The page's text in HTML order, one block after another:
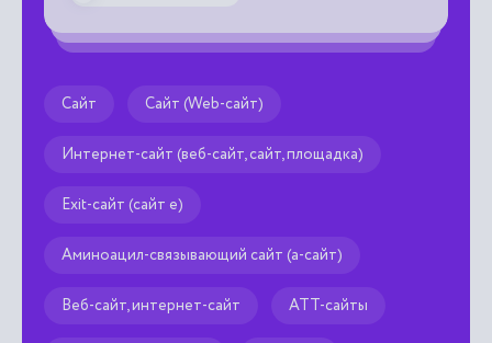
Сайт Сайт (Web-сайт)
Интернет-сайт (веб-сайт, сайт, площадка)
Exit-сайт (сайт е)
Аминоацил-связывающий сайт (а-сайт)
Веб-сайт, интернет-сайт АТТ-сайты